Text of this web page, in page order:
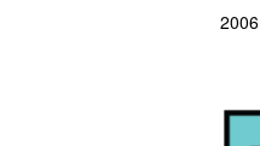
2006